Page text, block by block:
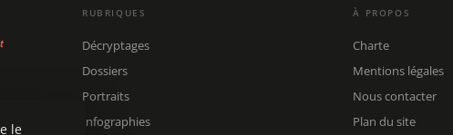
RUBRIQUES
Décryptages
Dossiers
Portraits
Infographies
À PROPOS
Charte
Mentions légales
Nous contacter
Plan du site
le